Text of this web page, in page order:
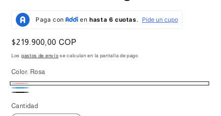
Precio
habitual
$219.900,00 COP
Los gastos de envío se calculan en la pantalla de pago.
Color: Rosa
Rosa
Celeste
Cantidad